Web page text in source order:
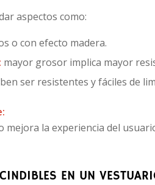
aspectos como:
o con efecto madera.
mayor grosor implica mayor
ser resistentes y fáciles de
mejora la experiencia del
EN UN